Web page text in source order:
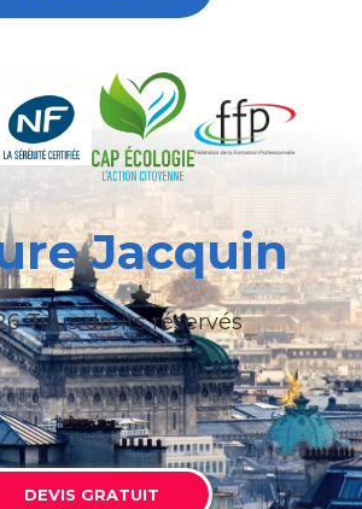
Jacquin
Tous droits réservés
DEVIS GRATUIT